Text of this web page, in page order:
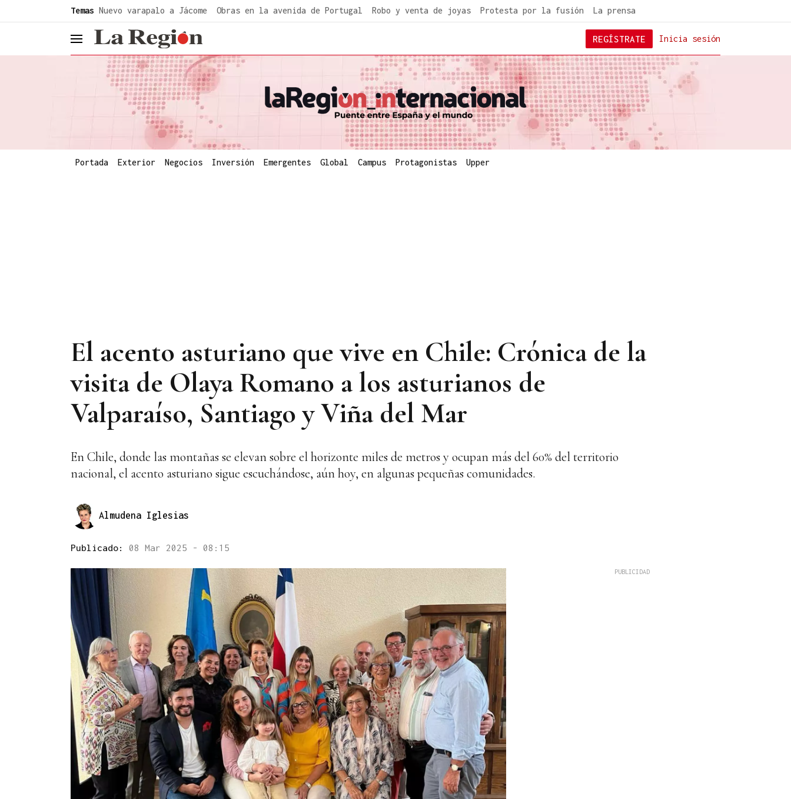
Temas Nuevo varapalo a Jácome Obras en la avenida de Portugal Robo y venta de joyas Protesta por la fusión La prensa
header.menu.open Inicia sesión
REGÍSTRATE
Portada Exterior Negocios Inversión Emergentes Global Campus Protagonistas Upper
El acento asturiano que vive en Chile: Crónica de la
visita de Olaya Romano a los asturianos de
Valparaíso, Santiago y Viña del Mar
En Chile, donde las montañas se elevan sobre el horizonte miles de metros y ocupan más del 60% del territorio
nacional, el acento asturiano sigue escuchándose, aún hoy, en algunas pequeñas comunidades.
Almudena Iglesias
Publicado: 08 Mar 2025 - 08:15